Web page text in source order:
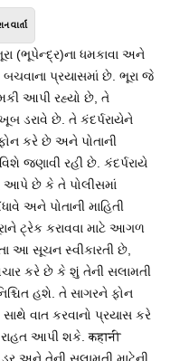
વાર્તા
(ભૂપેન્દ્ર)ના ધમકાવા અને
બચવાના પ્રયાસમાં છે. ભૂરા જે
આપી રહ્યો છે, તે
ડરાવે છે. તે કંદર્પરાયેને
કરે છે અને પોતાની
વિશે જણાવી રહી છે. કંદર્પરાયે
આપે છે કે તે પોલીસમાં
અને પોતાની માહિતી
ટ્રેક કરાવવા માટે આગળ
આ સૂચન સ્વીકારતી છે,
કરે છે કે શું તેની સલામતી
હશે. તે સાગરને ફોન
સાથે વાત કરવાનો પ્રયાસ કરે
આપી શકે. कहानी